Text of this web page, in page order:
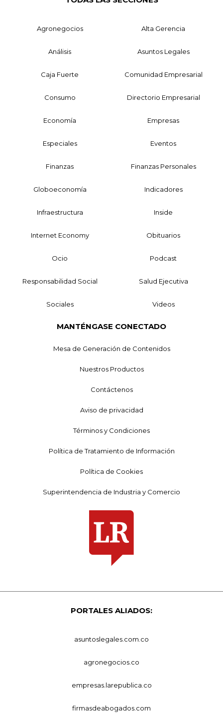
Agronegocios Alta Gerencia
Análisis Asuntos Legales
Caja Fuerte Comunidad Empresarial
Consumo Directorio Empresarial
Economía Empresas
Especiales Eventos
Finanzas Finanzas Personales
Globoeconomía Indicadores
Infraestructura Inside
Internet Economy Obituarios
Ocio Podcast
Responsabilidad Social Salud Ejecutiva
Sociales Videos
MANTÉNGASE CONECTADO
Mesa de Generación de Contenidos
Nuestros Productos
Contáctenos
Aviso de privacidad
Términos y Condiciones
Política de Tratamiento de Información
Política de Cookies
Superintendencia de Industria y Comercio
PORTALES ALIADOS:
asuntoslegales.com.co
agronegocios.co
empresas.larepublica.co
firmasdeabogados.com